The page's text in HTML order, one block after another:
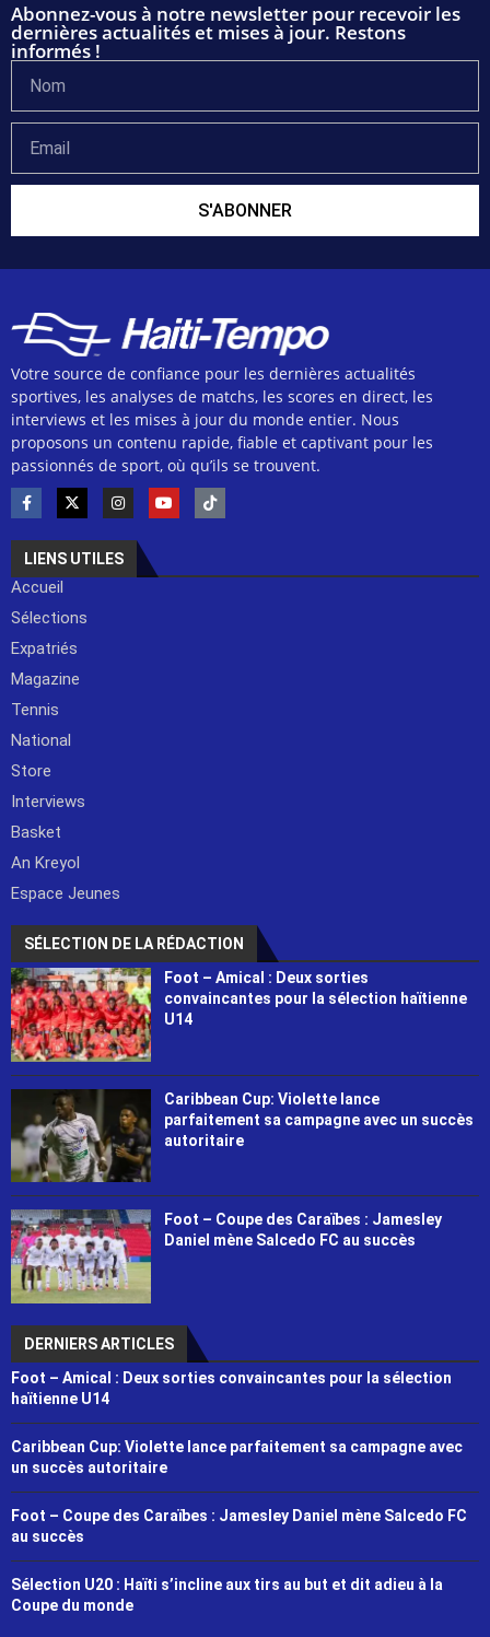
Abonnez-vous à notre newsletter pour recevoir les
dernières actualités et mises à jour. Restons
informés !
S'ABONNER
Votre source de confiance pour les dernières actualités
sportives, les analyses de matchs, les scores en direct, les
interviews et les mises à jour du monde entier. Nous
proposons un contenu rapide, fiable et captivant pour les
passionnés de sport, où qu’ils se trouvent.
LIENS UTILES
Accueil
Sélections
Expatriés
Magazine
Tennis
National
Store
Interviews
Basket
An Kreyol
Espace Jeunes
SÉLECTION DE LA RÉDACTION
Foot – Amical : Deux sorties
convaincantes pour la sélection haïtienne
U14
Caribbean Cup: Violette lance
parfaitement sa campagne avec un succès
autoritaire
Foot – Coupe des Caraïbes : Jamesley
Daniel mène Salcedo FC au succès
DERNIERS ARTICLES
Foot – Amical : Deux sorties convaincantes pour la sélection
haïtienne U14
Caribbean Cup: Violette lance parfaitement sa campagne avec
un succès autoritaire
Foot – Coupe des Caraïbes : Jamesley Daniel mène Salcedo FC
au succès
Sélection U20 : Haïti s’incline aux tirs au but et dit adieu à la
Coupe du monde